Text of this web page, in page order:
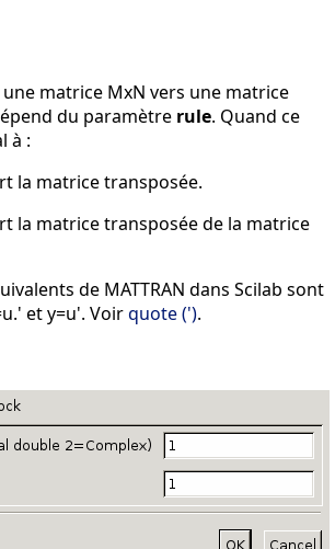
matrice MxN vers une matrice
du paramètre rule. Quand ce
à :
la matrice transposée.
la matrice transposée de la matrice
de MATTRAN dans Scilab sont
et y=u'. Voirquote (').